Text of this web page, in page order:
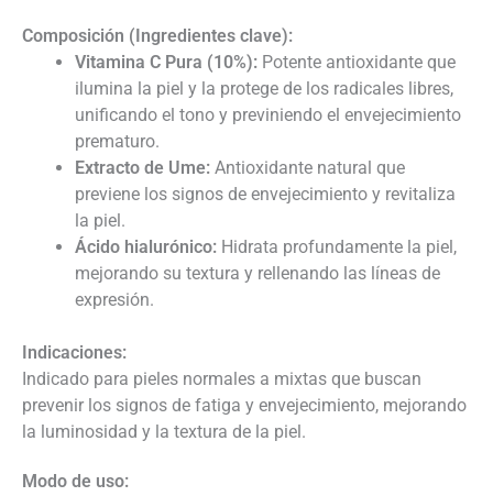
Composición (Ingredientes clave):
Vitamina C Pura (10%): Potente antioxidante que
ilumina la piel y la protege de los radicales libres,
unificando el tono y previniendo el envejecimiento
prematuro.
Extracto de Ume: Antioxidante natural que
previene los signos de envejecimiento y revitaliza
la piel.
Ácido hialurónico: Hidrata profundamente la piel,
mejorando su textura y rellenando las líneas de
expresión.
Indicaciones:
Indicado para pieles normales a mixtas que buscan
prevenir los signos de fatiga y envejecimiento, mejorando
la luminosidad y la textura de la piel.
Modo de uso: